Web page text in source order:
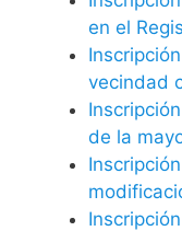
en el
vecindad
de la